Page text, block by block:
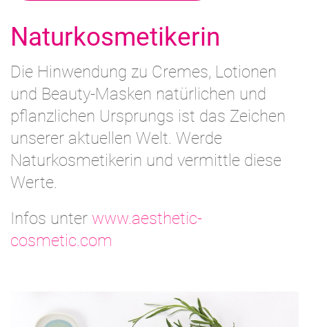
Naturkosmetikerin
Die Hinwendung zu Cremes, Lotionen
und Beauty-Masken natürlichen und
pflanzlichen Ursprungs ist das Zeichen
unserer aktuellen Welt. Werde
Naturkosmetikerin und vermittle diese
Werte.
Infos unter www.aesthetic-
cosmetic.com